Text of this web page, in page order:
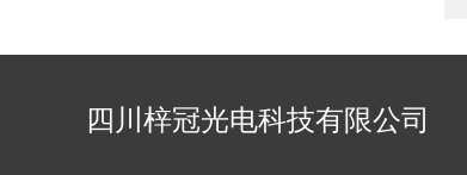
四川梓冠光电科技有限公司